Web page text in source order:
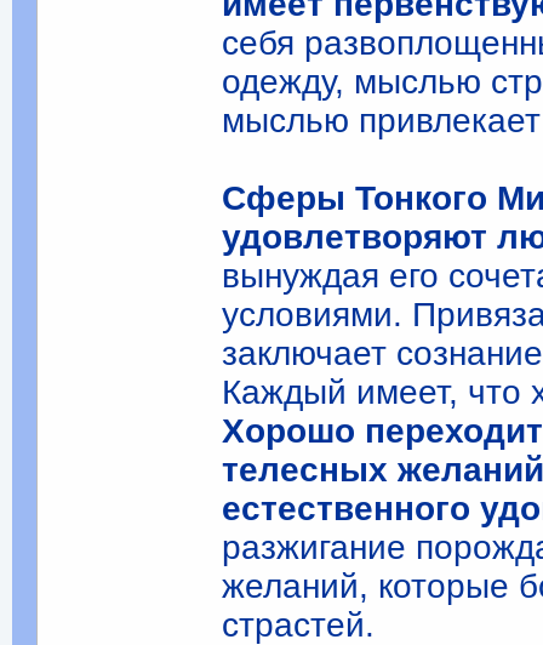
себя
одежду, мыслью
мыслью
Сферы Тонкого
удовлетворяют
вынуждая его
условиями.
заключает
Каждый имеет, что
Хорошо
телесных
естественного
разжигание
желаний, которые
страстей.